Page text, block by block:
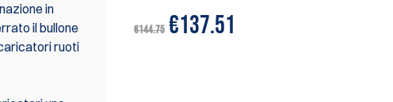
in
il bullone
ruoti
€144.75 €137.51